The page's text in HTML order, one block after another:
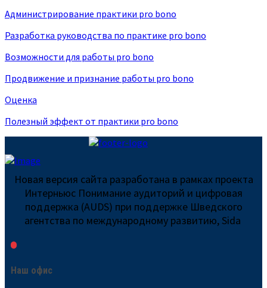
Администрирование практики pro bono
Разработка руководства по практике pro bono
Возможности для работы pro bono
Продвижение и признание работы pro bono
Оценка
Полезный эффект от практики pro bono
Новая версия сайта разработана в рамках проекта
Интерньюс Понимание аудиторий и цифровая
поддержка (AUDS) при поддержке Шведского
агентства по международному развитию, Sida
Наш офис